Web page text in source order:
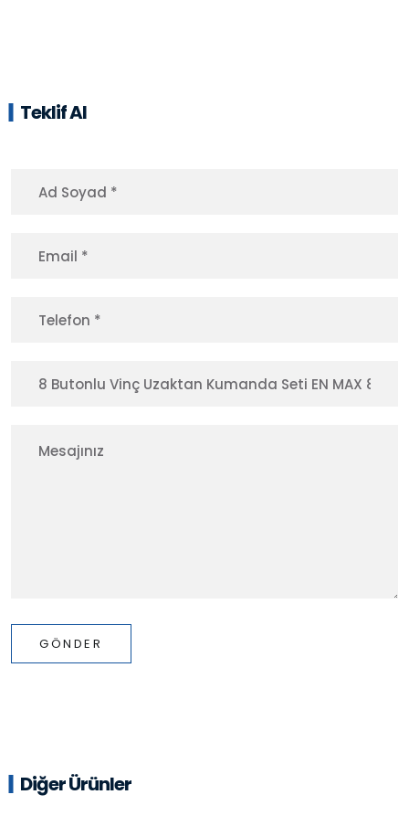
Teklif Al
GÖNDER
Diğer Ürünler